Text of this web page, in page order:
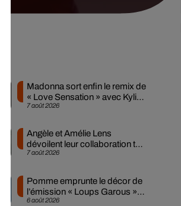
7 août 2026
Madonna sort enfin le remix de
« Love Sensation » avec Kylie
Minogue
7 août 2026
Angèle et Amélie Lens
dévoilent leur collaboration tant
attendue
6 août 2026
Pomme emprunte le décor de
l’émission « Loups Garous »
pour son...